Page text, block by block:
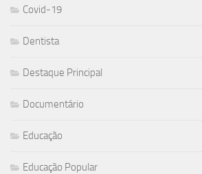
Covid-19
Dentista
Destaque Principal
Documentário
Educação
Educação Popular